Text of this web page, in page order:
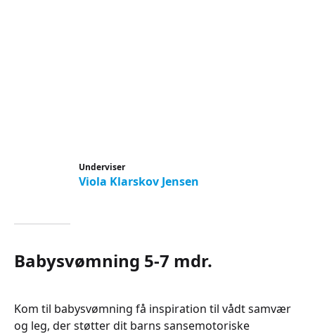
Underviser
Viola Klarskov Jensen
Babysvømning 5-7 mdr.
Kom til babysvømning få inspiration til vådt samvær
og leg, der støtter dit barns sansemotoriske